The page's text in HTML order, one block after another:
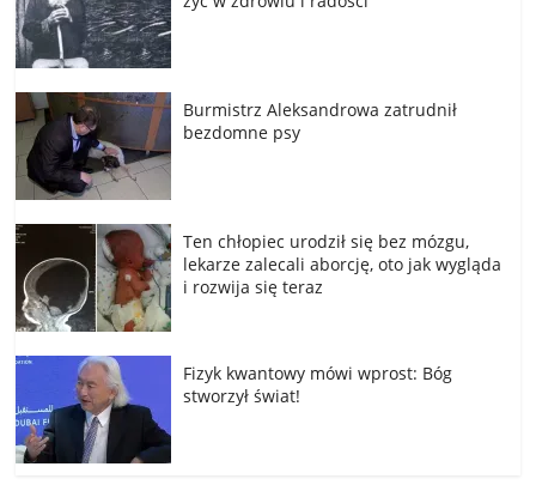
Burmistrz Aleksandrowa zatrudnił
bezdomne psy
Ten chłopiec urodził się bez mózgu,
lekarze zalecali aborcję, oto jak wygląda
i rozwija się teraz
Fizyk kwantowy mówi wprost: Bóg
stworzył świat!